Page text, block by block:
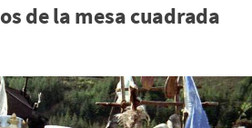
de la mesa cuadrada